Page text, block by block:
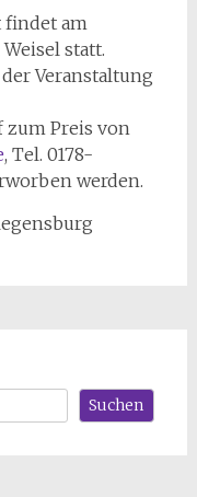
findet am
statt.
Veranstaltung
zum Preis von
, Tel. 0178-
werden.
Suchen